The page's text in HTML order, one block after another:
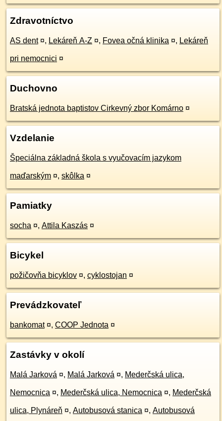
Zdravotníctvo
AS dent ¤, Lekáreň A-Z ¤, Fovea očná klinika ¤, Lekáreň
pri nemocnici ¤
Duchovno
Bratská jednota baptistov Cirkevný zbor Komárno ¤
Vzdelanie
Špeciálna základná škola s vyučovacím jazykom
maďarským ¤, skôlka ¤
Pamiatky
socha ¤, Attila Kaszás ¤
Bicykel
požičovňa bicyklov ¤, cyklostojan ¤
Prevádzkovateľ
bankomat ¤, COOP Jednota ¤
Zastávky v okolí
Malá Jarková ¤, Malá Jarková ¤, Mederčská ulica,
Nemocnica ¤, Mederčská ulica, Nemocnica ¤, Mederčská
ulica, Plynáreň ¤, Autobusová stanica ¤, Autobusová